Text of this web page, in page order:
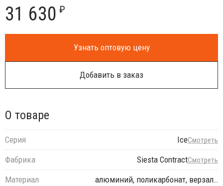
31 630 ₽
Узнать оптовую цену
Добавить в заказ
О товаре
Серия IceСмотреть
Фабрика Siesta ContractСмотреть
Материал
алюминий, поликарбонат, верзал…